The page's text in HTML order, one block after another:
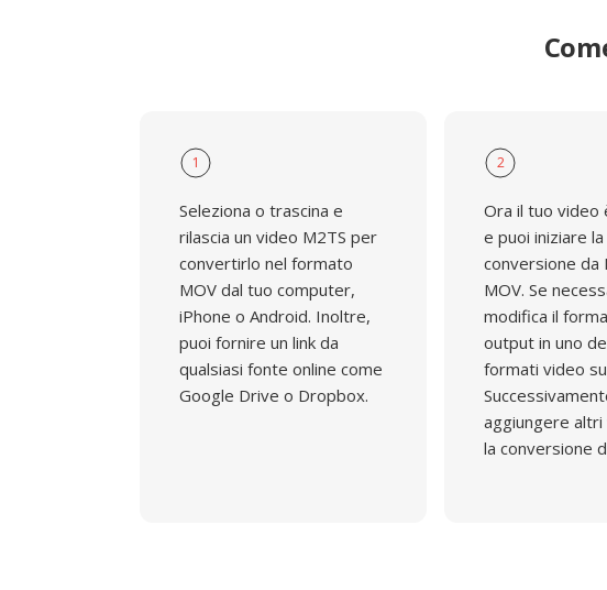
1
Seleziona o trascina e
rilascia un video M2TS per
convertirlo nel formato
MOV dal tuo computer,
iPhone o Android. Inoltre,
puoi fornire un link da
qualsiasi fonte online come
Google Drive o Dropbox.
2
Ora il tuo video
e puoi iniziare la
conversione da
MOV. Se
modifica il
output in uno
formati video
aggiungere
la conversione